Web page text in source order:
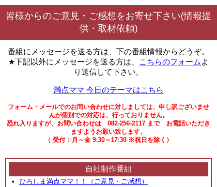
皆様からのご意見・ご感想をお寄せ下さい(情報提
供・取材依頼)
番組にメッセージを送る方は、下の番組情報からどうぞ。
★下記以外にメッセージを送る方は、
こちらのフォーム よ
り送信して下さい。
満点ママ 今日のテーマはこちら
フォーム・メールでのお問い合わせに対しましては、申し訳ございませ
んが個別での対応は、行っておりません。
恐れ入りますが、お問い合わせは 082-256-2117 まで お電話いただき
ますようお願い致します。
（ 受付：月～金 9:30～17:30 ※祝日を除く）
自社制作番組
ひろしま満点ママ！！（ご意見・ご感想）